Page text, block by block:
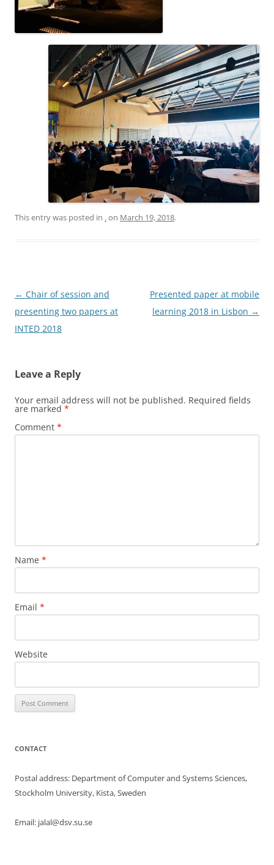
This entry was posted in .on March 19, 2018.
Post
navigation
← Chair of session and
presenting two papers at
INTED 2018
Presented paper at mobile
learning 2018 in Lisbon →
Leave a Reply
Your email address will not be published. Required fields
are marked *
Comment *
Name *
Email *
Website
CONTACT
Postal address: Department of Computer and Systems Sciences,
Stockholm University, Kista, Sweden
Email: jalal@dsv.su.se